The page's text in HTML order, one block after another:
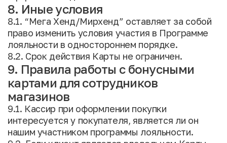
8. Иные условия
8.1. “Мега Хенд/Мирхенд” оставляет за собой
право изменить условия участия в Программе
лояльности в одностороннем порядке.
8.2. Срок действия Карты не ограничен.
9. Правила работы с бонусными
картами для сотрудников
магазинов
9.1. Кассир при оформлении покупки
интересуется у покупателя, является ли он
нашим участником программы лояльности.